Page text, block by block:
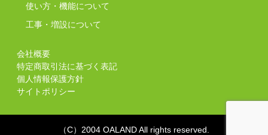
使い方・機能について
工事・増設について
会社概要
特定商取引法に基づく表記
個人情報保護方針
サイトポリシー
（C）2004 OALAND All rights reserved.